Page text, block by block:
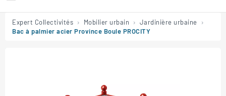
Expert Collectivités Mobilier urbain
Jardinière urbaine
Bac à palmier acier Province Boule PROCITY